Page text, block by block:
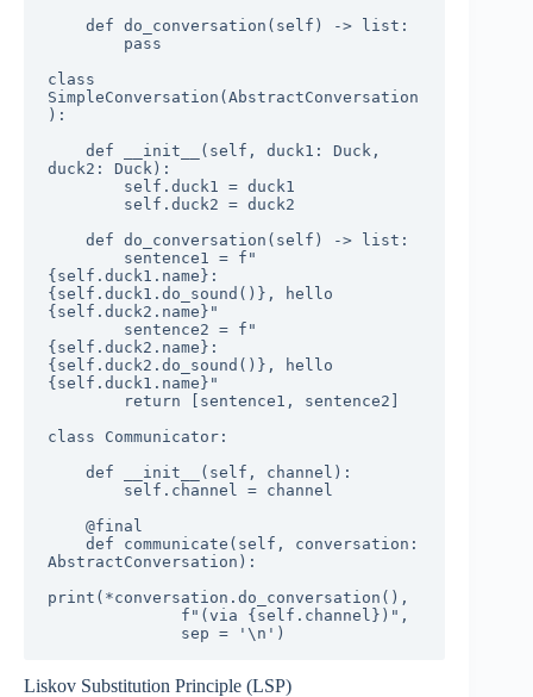
class
SimpleConversation(AbstractConversation
):
duck2: Duck):
{self.duck1.name}:
{self.duck1.do_sound()}, hello
{self.duck2.name}"
{self.duck2.name}:
{self.duck2.do_sound()}, hello
{self.duck1.name}"
class Communicator:
AbstractConversation):
print(*conversation.do_conversation(),
              sep = '\n')
Liskov Substitution Principle (LSP)